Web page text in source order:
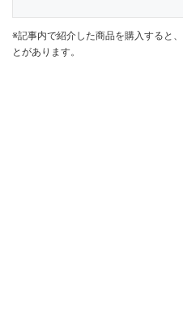
※記事内で紹介した商品を購入すると
とがあります。